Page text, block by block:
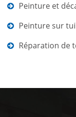
Peinture et
Peinture sur
Réparation de